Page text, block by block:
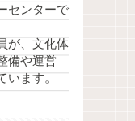
センターで
が、文化体
備や運営
います。